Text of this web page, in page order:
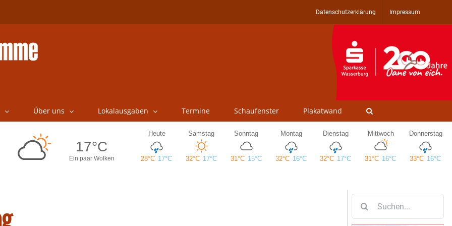
Datenschutzerklärung Impressum
Über uns Lokalausgaben Termine Schaufenster Plakatwand
nach: